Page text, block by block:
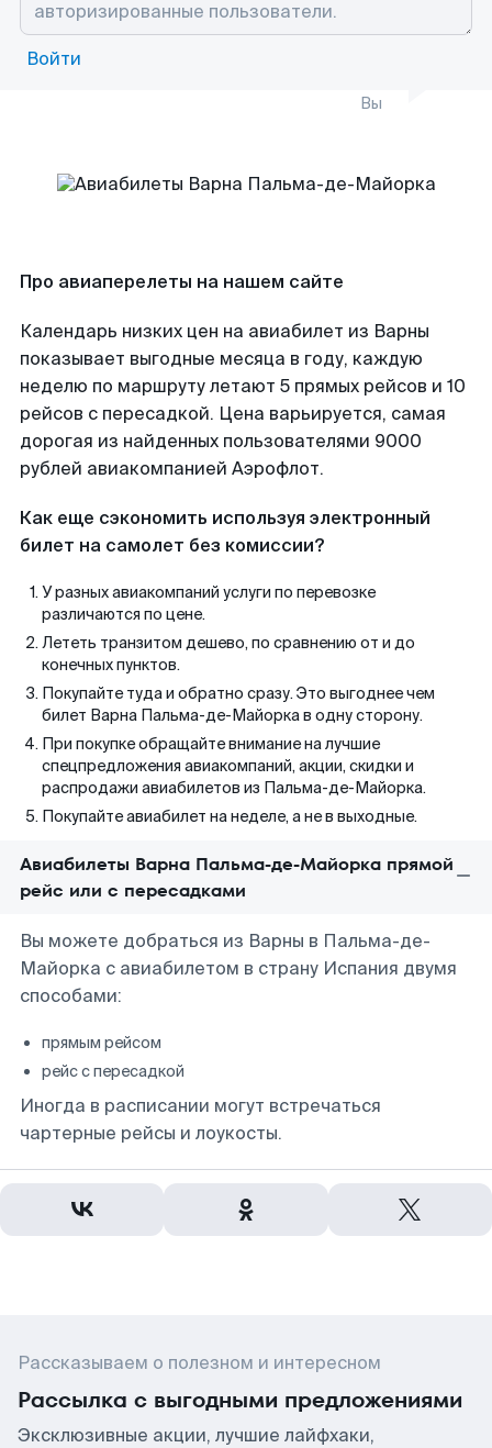
Войти
Вы
Про авиаперелеты на нашем сайте
Календарь низких цен на авиабилет из Варны
показывает выгодные месяца в году, каждую
неделю по маршруту летают 5 прямых рейсов и 10
рейсов с пересадкой. Цена варьируется, самая
дорогая из найденных пользователями 9000
рублей авиакомпанией Аэрофлот.
Как еще сэкономить используя электронный
билет на самолет без комиссии?
У разных авиакомпаний услуги по перевозке
различаются по цене.
Лететь транзитом дешево, по сравнению от и до
конечных пунктов.
Покупайте туда и обратно сразу. Это выгоднее чем
билет Варна Пальма-де-Майорка в одну сторону.
При покупке обращайте внимание на лучшие
спецпредложения авиакомпаний, акции, скидки и
распродажи авиабилетов из Пальма-де-Майорка.
Покупайте авиабилет на неделе, а не в выходные.
Авиабилеты Варна Пальма-де-Майорка прямой
рейс или с пересадками
Вы можете добраться из Варны в Пальма-де-
Майорка с авиабилетом в страну Испания двумя
способами:
прямым рейсом
рейс с пересадкой
Иногда в расписании могут встречаться
чартерные рейсы и лоукосты.
Рассказываем о полезном и интересном
Рассылка с выгодными предложениями
Эксклюзивные акции, лучшие лайфхаки,